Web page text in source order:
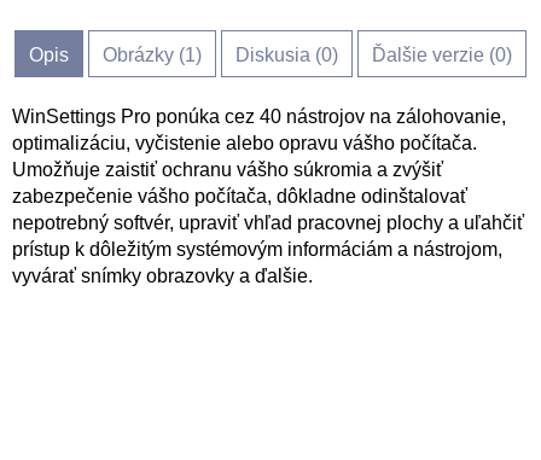
Opis Obrázky (1) Diskusia (0) Ďalšie verzie (0)
WinSettings Pro ponúka cez 40 nástrojov na zálohovanie,
optimalizáciu, vyčistenie alebo opravu vášho počítača.
Umožňuje zaistiť ochranu vášho súkromia a zvýšiť
zabezpečenie vášho počítača, dôkladne odinštalovať
nepotrebný softvér, upraviť vhľad pracovnej plochy a uľahčiť
prístup k dôležitým systémovým informáciám a nástrojom,
vyvárať snímky obrazovky a ďalšie.